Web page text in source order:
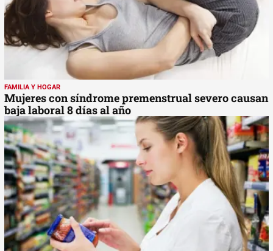
FAMILIA Y HOGAR
Mujeres con síndrome premenstrual severo causan
baja laboral 8 días al año